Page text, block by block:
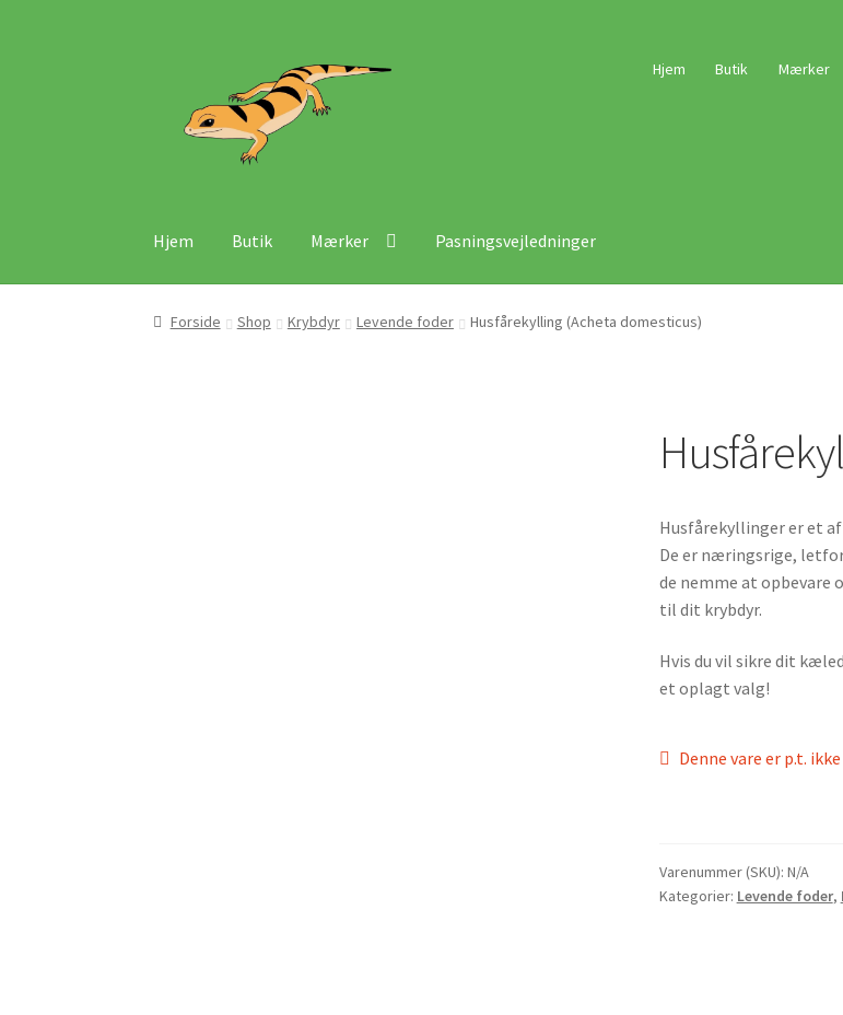
navigation
indhold
Hjem Butik Mærker
Hjem Butik Mærker Pasningsvejledninger
Forside Shop Krybdyr Levende foder Husfårekylling (Acheta domesticus)
Husfårekyllinger er et
De er næringsrige,
de nemme at opbevare
til dit krybdyr.
Hvis du vil sikre dit
et oplagt valg!
Denne vare er p.t.
Varenummer (SKU): N/A
Kategorier: Levende foder,